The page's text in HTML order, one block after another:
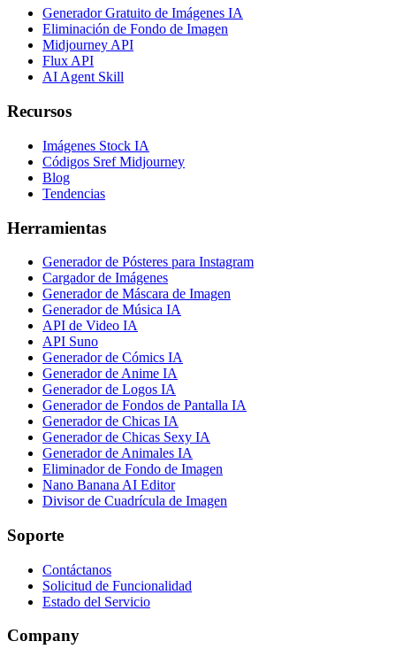
Generador Gratuito de Imágenes IA
Eliminación de Fondo de Imagen
Midjourney API
Flux API
AI Agent Skill
Recursos
Imágenes Stock IA
Códigos Sref Midjourney
Blog
Tendencias
Herramientas
Generador de Pósteres para Instagram
Cargador de Imágenes
Generador de Máscara de Imagen
Generador de Música IA
API de Video IA
API Suno
Generador de Cómics IA
Generador de Anime IA
Generador de Logos IA
Generador de Fondos de Pantalla IA
Generador de Chicas IA
Generador de Chicas Sexy IA
Generador de Animales IA
Eliminador de Fondo de Imagen
Nano Banana AI Editor
Divisor de Cuadrícula de Imagen
Soporte
Contáctanos
Solicitud de Funcionalidad
Estado del Servicio
Company